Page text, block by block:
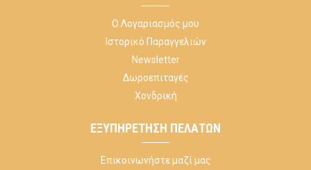
Ο Λογαριασμός μου
Ιστορικό Παραγγελιών
Newsletter
Δωροεπιταγές
Χονδρική
ΕΞΥΠΗΡΈΤΗΣΗ ΠΕΛΑΤΏΝ
Επικοινωνήστε μαζί μας